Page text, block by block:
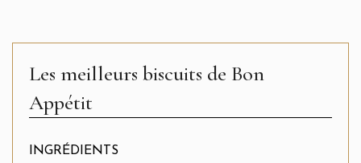
Les meilleurs biscuits de Bon
Appétit
INGRÉDIENTS